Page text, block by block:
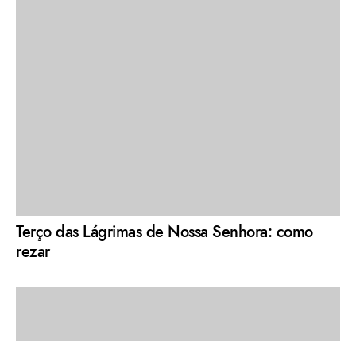
Terço das Lágrimas de Nossa Senhora: como
rezar